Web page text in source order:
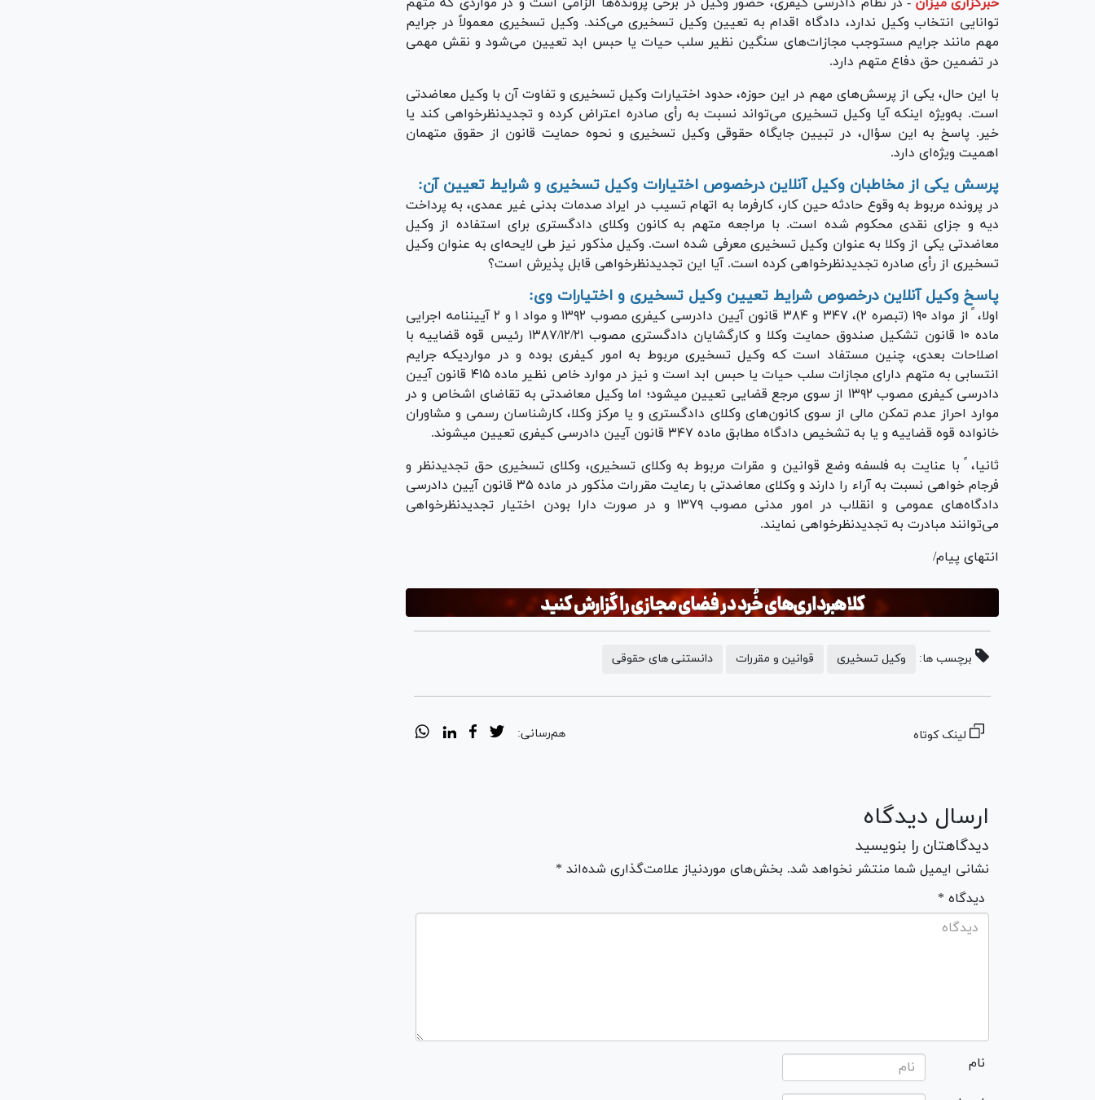
خبرگزاری میزان - در نظام دادرسی کیفری، حضور وکیل در برخی پرونده‌ها الزامی است و در مواردی که متهم
توانایی انتخاب وکیل ندارد، دادگاه اقدام به تعیین وکیل تسخیری می‌کند. وکیل تسخیری معمولاً در جرایم
مهم مانند جرایم مستوجب مجازات‌های سنگین نظیر سلب حیات یا حبس ابد تعیین می‌شود و نقش مهمی
در تضمین حق دفاع متهم دارد.
با این حال، یکی از پرسش‌های مهم در این حوزه، حدود اختیارات وکیل تسخیری و تفاوت آن با وکیل معاضدتی
است. به‌ویژه اینکه آیا وکیل تسخیری می‌تواند نسبت به رأی صادره اعتراض کرده و تجدیدنظرخواهی کند یا
خیر. پاسخ به این سؤال، در تبیین جایگاه حقوقی وکیل تسخیری و نحوه حمایت قانون از حقوق متهمان
اهمیت ویژه‌ای دارد.
پرسش یکی از مخاطبان وکیل آنلاین درخصوص اختیارات وکیل تسخیری و شرایط تعیین آن:
در پرونده مربوط به وقوع حادثه حین کار، کارفرما به اتهام تسیب در ایراد صدمات بدنی غیر عمدی، به پرداخت
دیه و جزای نقدی محکوم شده است. با مراجعه متهم به کانون وکلای دادگستری برای استفاده از وکیل
معاضدتی یکی از وکلا به عنوان وکیل تسخیری معرفی شده است. وکیل مذکور نیز طی لایحه‌ای به عنوان وکیل
تسخیری از رأی صادره تجدیدنظرخواهی کرده است. آیا این تجدیدنظرخواهی قابل پذیرش است؟
پاسخ وکیل آنلاین درخصوص شرایط تعیین وکیل تسخیری و اختیارات وی:
اولا، ً از مواد ۱٩۰ (تبصره ۲)، ٣۴۷ و ٣۸۴ قانون آیین دادرسی کیفری مصوب ۱٣٩۲ و مواد ۱ و ۲ آییننامه اجرایی
ماده ۱۰ قانون تشکیل صندوق حمایت وکلا و کارگشایان دادگستری مصوب ۱٣۸۷/۱۲/۲۱ رئیس قوه قضاییه با
اصلاحات بعدی، چنین مستفاد است که وکیل تسخیری مربوط به امور کیفری بوده و در مواردیکه جرایم
انتسابی به متهم دارای مجازات سلب حیات یا حبس ابد است و نیز در موارد خاص نظیر ماده ۴۱۵ قانون آیین
دادرسی کیفری مصوب ۱٣٩۲ از سوی مرجع قضایی تعیین میشود؛ اما وکیل معاضدتی به تقاضای اشخاص و در
موارد احراز عدم تمکن مالی از سوی کانون‌های وکلای دادگستری و یا مرکز وکلا، کارشناسان رسمی و مشاوران
خانواده قوه قضاییه و یا به تشخیص دادگاه مطابق ماده ٣۴۷ قانون آیین دادرسی کیفری تعیین میشوند.
ثانیا، ً با عنایت به فلسفه وضع قوانین و مقرات مربوط به وکلای تسخیری، وکلای تسخیری حق تجدیدنظر و
فرجام خواهی نسبت به آراء را دارند و وکلای معاضدتی با رعایت مقررات مذکور در ماده ٣۵ قانون آیین دادرسی
دادگاه‌های عمومی و انقلاب در امور مدنی مصوب ۱٣۷٩ و در صورت دارا بودن اختیار تجدیدنظرخواهی‌
می‌توانند مبادرت به تجدیدنظرخواهی نمایند.
انتهای پیام/
برچسب ها: وکیل تسخیری قوانین و مقررات دانستنی های حقوقی
لینک کوتاه هم‌رسانی:
ارسال دیدگاه
دیدگاهتان را بنویسید
نشانی ایمیل شما منتشر نخواهد شد. بخش‌های موردنیاز علامت‌گذاری شده‌اند *
* دیدگاه
نام